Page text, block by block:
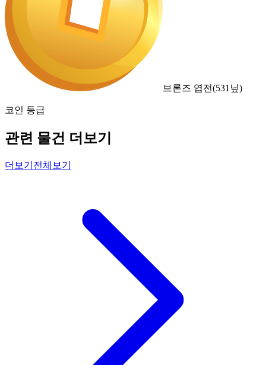
브론즈 엽전(531 닢)
코인 등급
관련 물건 더보기
더보기 전체보기